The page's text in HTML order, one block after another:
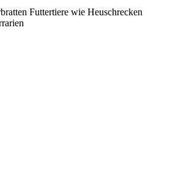
Futtertiere wie Heuschrecken